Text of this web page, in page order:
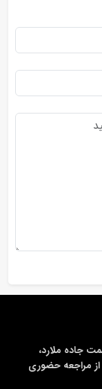
جاده ملارد،
خیابان احترامی، پلاک 41 (قبل از مراجعه حضوری